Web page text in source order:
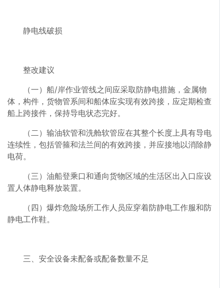
静电线破损
整改建议
（一）船/岸作业管线之间应采取防静电措施，金属物
体，构件，货物管系间和船体应实现有效跨接，应定期检查
船上跨接件，保持导电状态完好。
（二）输油软管和洗舱软管应在其整个长度上具有导电
连续性，包括管箍和法兰间的有效跨接，并应接地以消除静
电荷。
（三）油船登乘口和通向货物区域的生活区出入口应设
置人体静电释放装置。
（四）爆炸危险场所工作人员应穿着防静电工作服和防
静电工作鞋。
三、安全设备未配备或配备数量不足